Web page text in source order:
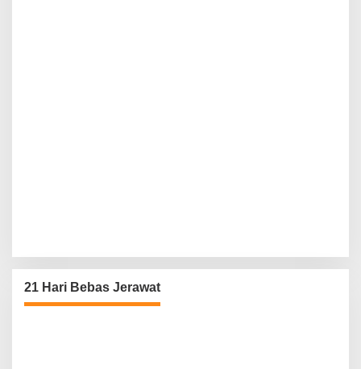
21 Hari Bebas Jerawat